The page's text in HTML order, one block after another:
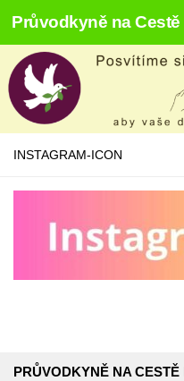
Skip to content
Průvodkyně na Cestě
INSTAGRAM-ICON
PRŮVODKYNĚ NA